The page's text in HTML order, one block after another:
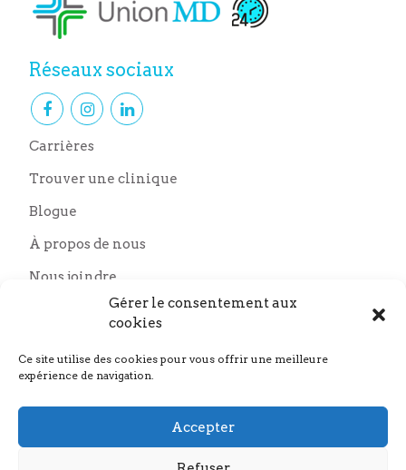
Gérer le consentement aux
cookies
Ce site utilise des cookies pour vous offrir une meilleure
expérience de navigation.
Accepter
Réseaux sociaux
Carrières
Trouver une clinique
Blogue
À propos de nous
Nous joindre
Nos partenaires